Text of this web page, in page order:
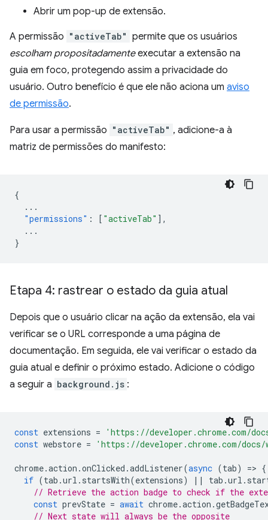
Abrir um pop-up de extensão.
A permissão "activeTab" permite que os usuários
escolham propositadamenteexecutar a extensão na
guia em foco, protegendo assim a privacidade do
usuário. Outro benefício é que ele não aciona um aviso
de permissão.
Para usar a permissão "activeTab" , adicione-a à
matriz de permissões do manifesto:
{
...
"permissions" : [ "activeTab" ],
...
}
Etapa 4: rastrear o estado da guia atual
Depois que o usuário clicar na ação da extensão, ela vai
verificar se o URL corresponde a uma página de
documentação. Em seguida, ele vai verificar o estado da
guia atual e definir o próximo estado. Adicione o código
a seguir a background.js :
const extensions =
'https://developer.chrome.com/
const webstore = 'https://developer.chrome.com/docs/
chrome.action .onClicked .addListener(async (tab) => {
if (tab .url . startsWith(extensions) || tab .url .
// Retrieve the action badge to check if the
const prevState = await chrome.action .
// Next state will always be the opposite